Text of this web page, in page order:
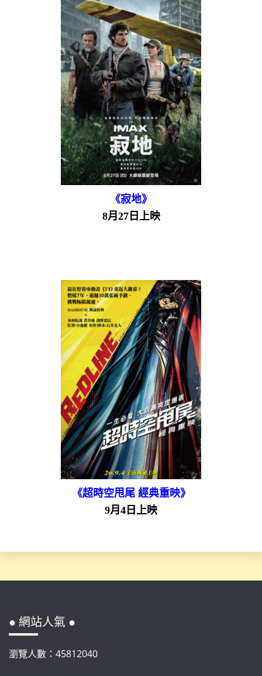
《寂地》
8月27日上映
《超時空甩尾 經典重映》
9月4日上映
● 網站人氣 ●
瀏覽人數：45812040